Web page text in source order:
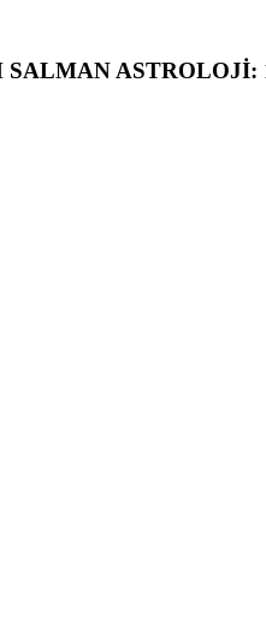
ASTROLOJİ: